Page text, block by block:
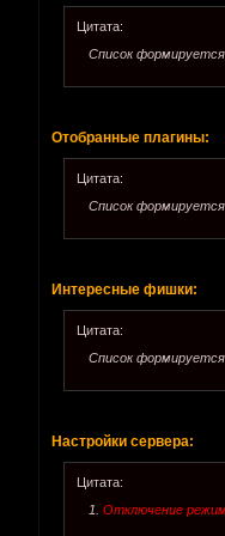
Цитата:
Список формируется
Отобранные плагины:
Цитата:
Список формируется
Интересные фишки:
Цитата:
Список формируется
Настройки сервера:
Цитата:
1. Отключение